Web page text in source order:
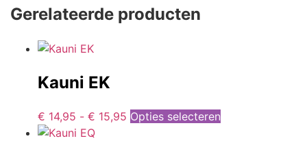
Gerelateerde producten
Kauni EK
€ 14,95 - € 15,95 Opties selecteren